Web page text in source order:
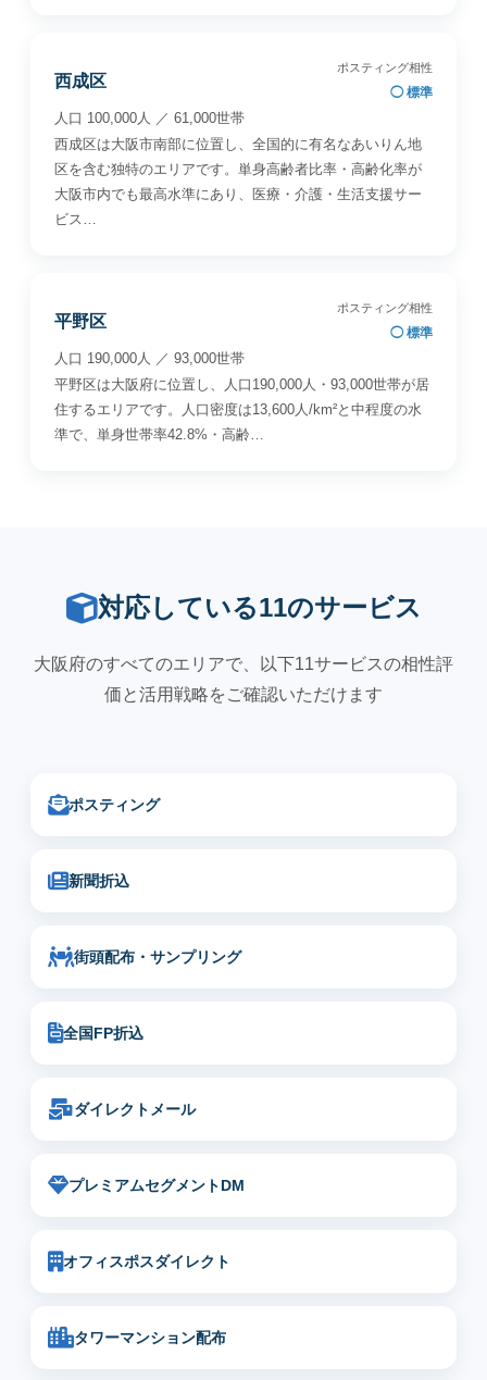
西成区
ポスティング相性
◯ 標準
人口 100,000人 ／ 61,000世帯
西成区は大阪市南部に位置し、全国的に有名なあいりん地
区を含む独特のエリアです。単身高齢者比率・高齢化率が
大阪市内でも最高水準にあり、医療・介護・生活支援サー
ビス…
平野区
ポスティング相性
◯ 標準
人口 190,000人 ／ 93,000世帯
平野区は大阪府に位置し、人口190,000人・93,000世帯が居
住するエリアです。人口密度は13,600人/km²と中程度の水
準で、単身世帯率42.8%・高齢…
対応している11のサービス
大阪府のすべてのエリアで、以下11サービスの相性評
価と活用戦略をご確認いただけます
ポスティング
新聞折込
街頭配布・サンプリング
全国FP折込
ダイレクトメール
プレミアムセグメントDM
オフィスポスダイレクト
タワーマンション配布